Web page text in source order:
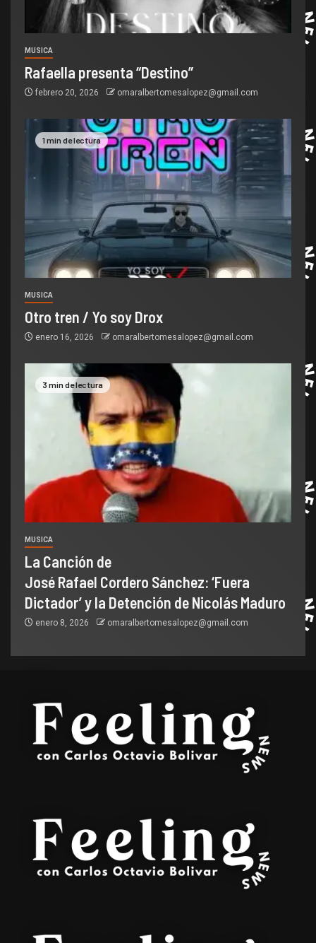
MUSICA
Rafaella presenta “Destino”
febrero 20, 2026 omaralbertomesalopez@gmail.com
1 min de lectura
MUSICA
Otro tren / Yo soy Drox
enero 16, 2026 omaralbertomesalopez@gmail.com
3 min de lectura
MUSICA
La Canción de
José Rafael Cordero Sánchez: ‘Fuera
Dictador’ y la Detención de Nicolás Maduro
enero 8, 2026 omaralbertomesalopez@gmail.com